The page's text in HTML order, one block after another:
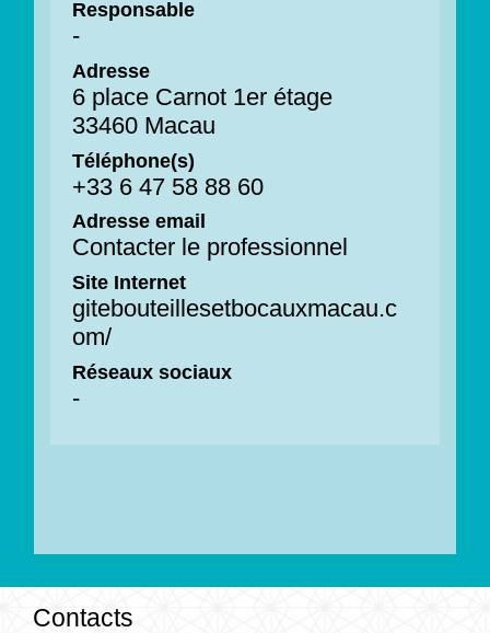
Responsable
-
Adresse
6 place Carnot 1er étage
33460 Macau
Téléphone(s)
+33 6 47 58 88 60
Adresse email
Contacter le professionnel
Site Internet
gitebouteillesetbocauxmacau.c
om/
Réseaux sociaux
-
Contacts